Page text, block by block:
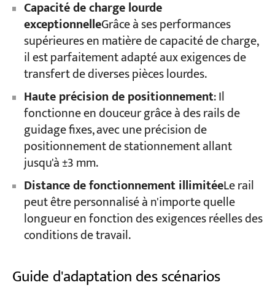
Capacité de charge lourde
exceptionnelleGrâce à ses performances
supérieures en matière de capacité de charge,
il est parfaitement adapté aux exigences de
transfert de diverses pièces lourdes.
Haute précision de positionnement: Il
fonctionne en douceur grâce à des rails de
guidage fixes, avec une précision de
positionnement de stationnement allant
jusqu'à ±3 mm.
Distance de fonctionnement illimitéeLe rail
peut être personnalisé à n'importe quelle
longueur en fonction des exigences réelles des
conditions de travail.
Guide d'adaptation des scénarios